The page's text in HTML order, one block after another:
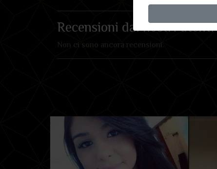
Recensioni dai nostri utenti
Non ci sono ancora recensioni.